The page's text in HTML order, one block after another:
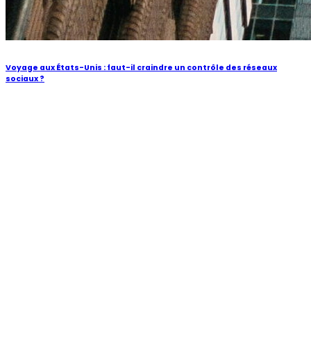
Voyage aux États-Unis : faut-il craindre un contrôle des réseaux
sociaux ?